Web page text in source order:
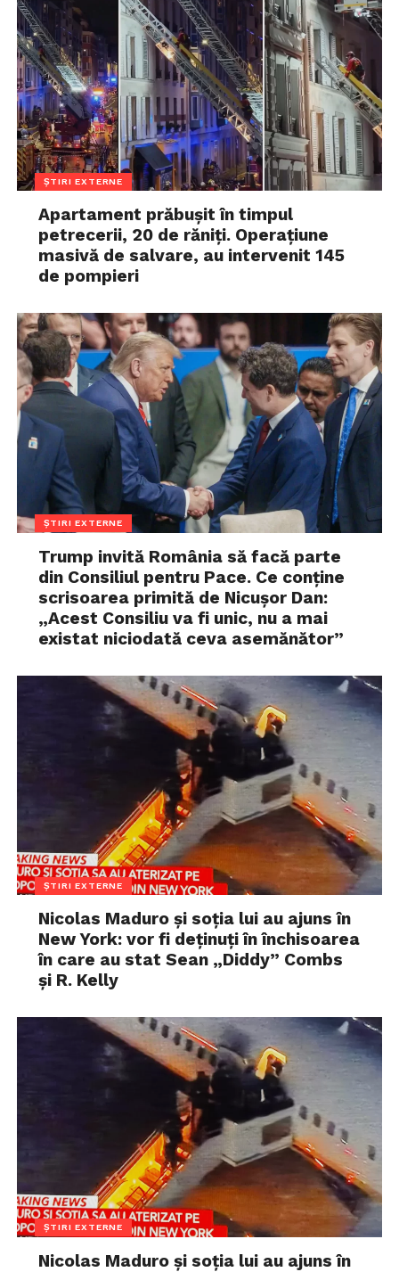
ȘTIRI EXTERNE
Apartament prăbușit în timpul
petrecerii, 20 de răniți. Operațiune
masivă de salvare, au intervenit 145
de pompieri
ȘTIRI EXTERNE
Trump invită România să facă parte
din Consiliul pentru Pace. Ce conține
scrisoarea primită de Nicușor Dan:
„Acest Consiliu va fi unic, nu a mai
existat niciodată ceva asemănător”
ȘTIRI EXTERNE
Nicolas Maduro și soția lui au ajuns în
New York: vor fi deținuți în închisoarea
în care au stat Sean „Diddy” Combs
și R. Kelly
ȘTIRI EXTERNE
Nicolas Maduro și soția lui au ajuns în